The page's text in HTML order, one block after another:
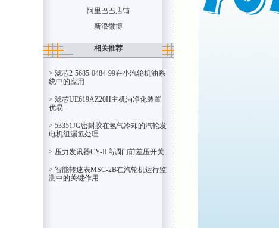
阿里巴巴店铺
新浪微博
相关推荐
> 滤芯2-5685-0484-99在小汽轮机油系
统中的应用
> 滤芯UE619AZ20H主机油净化装置
优易
> 53351JG密封胶在氢气冷却的汽轮发
电机组漏氢处理
> 压力发讯器CY-II高调门前差压开关
> 智能转速表MSC-2B在汽轮机运行监
测中的关键作用